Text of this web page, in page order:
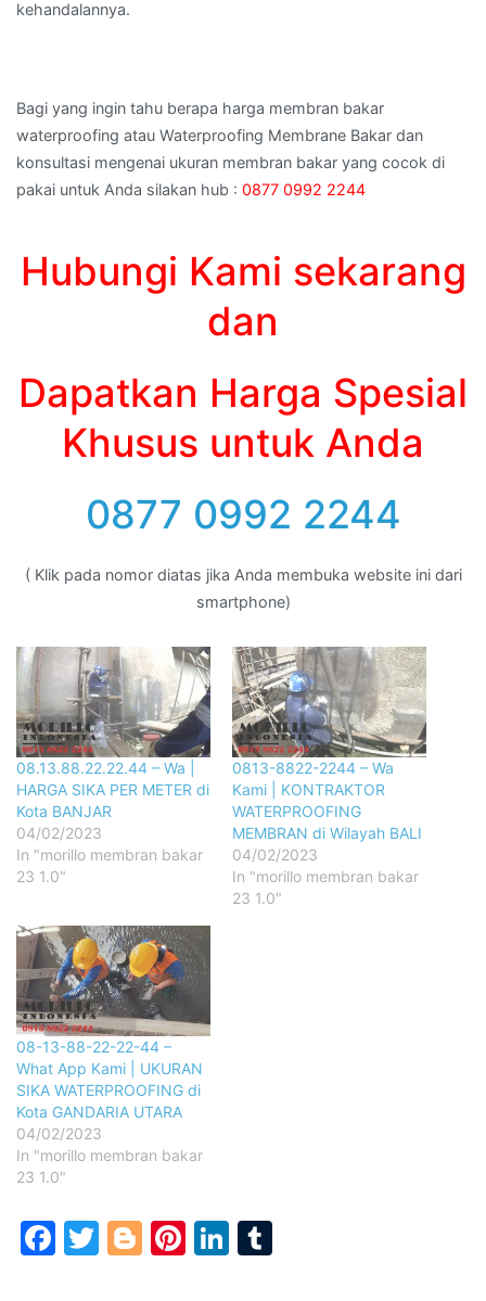
kehandalannya.
Bagi yang ingin tahu berapa harga membran bakar
waterproofing atau Waterproofing Membrane Bakar dan
konsultasi mengenai ukuran membran bakar yang cocok di
pakai untuk Anda silakan hub : 0877 0992 2244
Hubungi Kami sekarang
dan
Dapatkan Harga Spesial
Khusus untuk Anda
0877 0992 2244
( Klik pada nomor diatas jika Anda membuka website ini dari
smartphone)
08.13.88.22.22.44 – Wa |
HARGA SIKA PER METER di
Kota BANJAR
04/02/2023
In "morillo membran bakar
23 1.0"
0813-8822-2244 – Wa
Kami | KONTRAKTOR
WATERPROOFING
MEMBRAN di Wilayah BALI
04/02/2023
In "morillo membran bakar
23 1.0"
08-13-88-22-22-44 –
What App Kami | UKURAN
SIKA WATERPROOFING di
Kota GANDARIA UTARA
04/02/2023
In "morillo membran bakar
23 1.0"
Facebook
Twitter
Blogger
Pinterest
LinkedIn